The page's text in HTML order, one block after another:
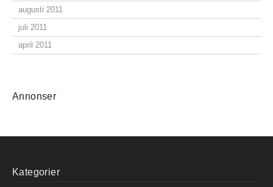
augusti 2011
juli 2011
april 2011
Annonser
Kategorier